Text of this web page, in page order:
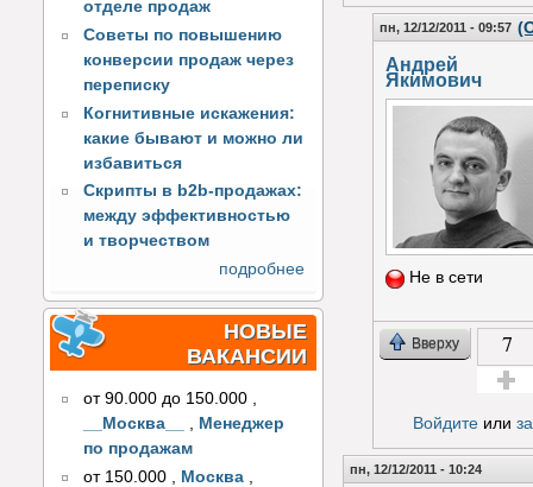
отделе продаж
Советы по повышению
конверсии продаж через
переписку
Когнитивные искажения:
какие бывают и можно ли
избавиться
Скрипты в b2b-продажах:
между эффективностью
и творчеством
подробнее
НОВЫЕ
ВАКАНСИИ
от 90.000 до 150.000 ,
__Москва__
, Менеджер
по продажам
от 150.000
Москва
пн, 12/12/2011 - 09:57
Андрей
Якимович
Не в сети
Вверху 7
Войдитеили
пн, 12/12/2011 - 10:24